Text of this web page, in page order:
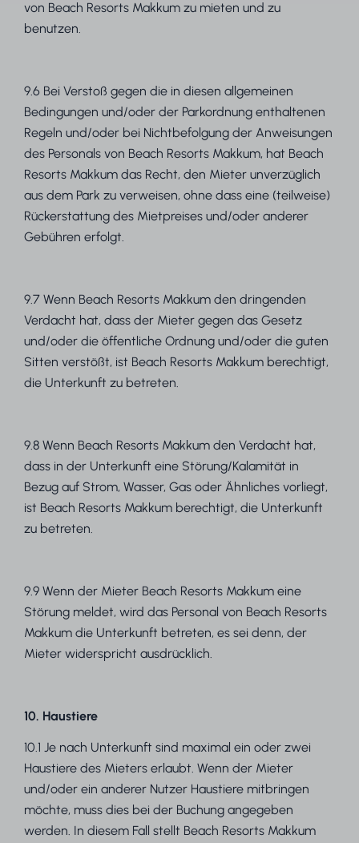
von Beach Resorts Makkum zu mieten und zu
benutzen.
9.6 Bei Verstoß gegen die in diesen allgemeinen
Bedingungen und/oder der Parkordnung enthaltenen
Regeln und/oder bei Nichtbefolgung der Anweisungen
des Personals von Beach Resorts Makkum, hat Beach
Resorts Makkum das Recht, den Mieter unverzüglich
aus dem Park zu verweisen, ohne dass eine (teilweise)
Rückerstattung des Mietpreises und/oder anderer
Gebühren erfolgt.
9.7 Wenn Beach Resorts Makkum den dringenden
Verdacht hat, dass der Mieter gegen das Gesetz
und/oder die öffentliche Ordnung und/oder die guten
Sitten verstößt, ist Beach Resorts Makkum berechtigt,
die Unterkunft zu betreten.
9.8 Wenn Beach Resorts Makkum den Verdacht hat,
dass in der Unterkunft eine Störung/Kalamität in
Bezug auf Strom, Wasser, Gas oder Ähnliches vorliegt,
ist Beach Resorts Makkum berechtigt, die Unterkunft
zu betreten.
9.9 Wenn der Mieter Beach Resorts Makkum eine
Störung meldet, wird das Personal von Beach Resorts
Makkum die Unterkunft betreten, es sei denn, der
Mieter widerspricht ausdrücklich.
10. Haustiere
10.1 Je nach Unterkunft sind maximal ein oder zwei
Haustiere des Mieters erlaubt. Wenn der Mieter
und/oder ein anderer Nutzer Haustiere mitbringen
möchte, muss dies bei der Buchung angegeben
werden. In diesem Fall stellt Beach Resorts Makkum